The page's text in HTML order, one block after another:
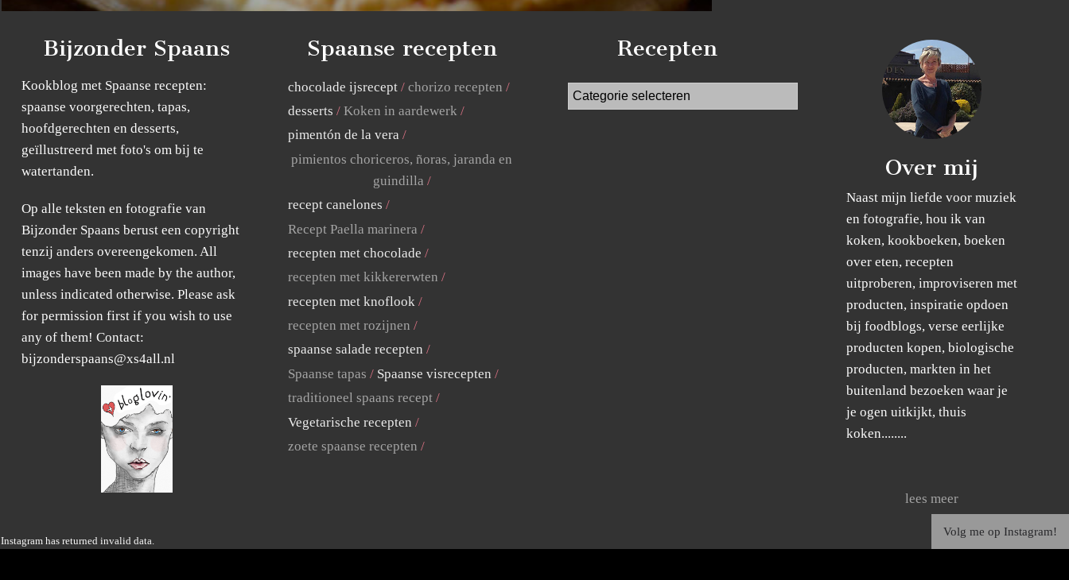
Bijzonder Spaans
Kookblog met Spaanse recepten:
spaanse voorgerechten, tapas,
hoofdgerechten en desserts,
geïllustreerd met foto's om bij te
watertanden.
Op alle teksten en fotografie van
Bijzonder Spaans berust een copyright
tenzij anders overeengekomen. All
images have been made by the author,
unless indicated otherwise. Please ask
for permission first if you wish to use
any of them! Contact:
bijzonderspaans@xs4all.nl
Spaanse recepten
chocolade ijsrecept
chorizo recepten
desserts
Koken in aardewerk
pimentón de la vera
pimientos choriceros, ñoras, jaranda en
guindilla
recept canelones
Recept Paella marinera
recepten met chocolade
recepten met kikkererwten
recepten met knoflook
recepten met rozijnen
spaanse salade recepten
Spaanse tapas
Spaanse visrecepten
traditioneel spaans recept
Vegetarische recepten
zoete spaanse recepten
Recepten
Over mij
Naast mijn liefde voor muziek
en fotografie, hou ik van
koken, kookboeken, boeken
over eten, recepten
uitproberen, improviseren met
producten, inspiratie opdoen
bij foodblogs, verse eerlijke
producten kopen, biologische
producten, markten in het
buitenland bezoeken waar je
je ogen uitkijkt, thuis
koken........
lees meer
Instagram has returned invalid data.
Volg me op Instagram!